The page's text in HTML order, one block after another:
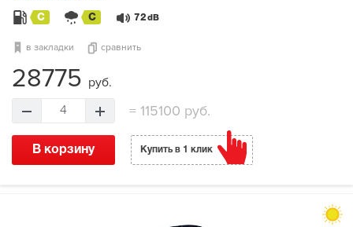
C C 72 dB
в закладки сравнить
28775 руб.
4 = 115100 руб.
В корзину Купить в 1 клик